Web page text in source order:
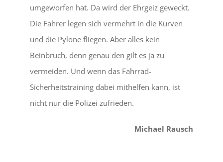
umgeworfen hat. Da wird der Ehrgeiz geweckt.
Die Fahrer legen sich vermehrt in die Kurven
und die Pylone fliegen. Aber alles kein
Beinbruch, denn genau den gilt es ja zu
vermeiden. Und wenn das Fahrrad-
Sicherheitstraining dabei mithelfen kann, ist
nicht nur die Polizei zufrieden.
Michael Rausch